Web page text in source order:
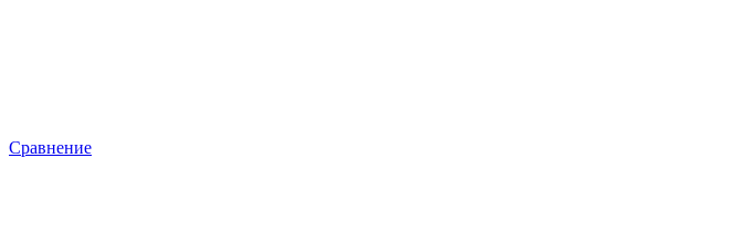
Сравнение